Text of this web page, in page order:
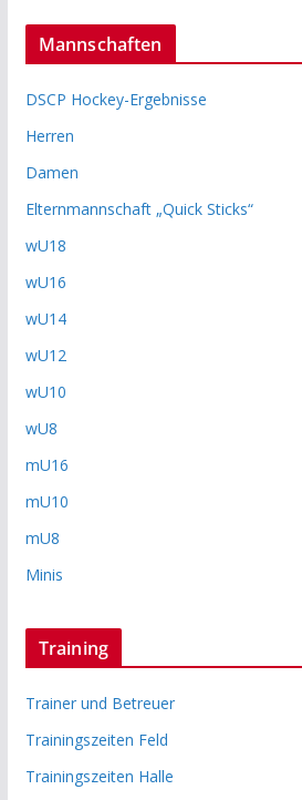
Mannschaften
DSCP Hockey-Ergebnisse
Herren
Damen
Elternmannschaft „Quick Sticks“
wU18
wU16
wU14
wU12
wU10
wU8
mU16
mU10
mU8
Minis
Training
Trainer und Betreuer
Trainingszeiten Feld
Trainingszeiten Halle